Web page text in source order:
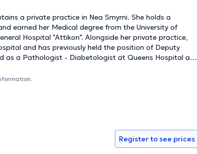
a private practice in Nea Smyrni. She holds a
earned her Medical degree from the University of
and has previously held the position of Deputy
as a Pathologist - Diabetologist at Queens Hospital and
Register to see prices